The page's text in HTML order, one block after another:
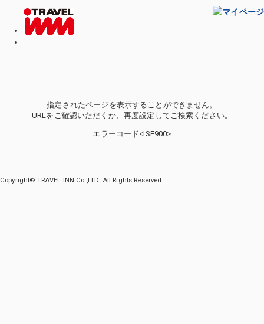
指定されたページを表示することができません。
URLをご確認いただくか、再度設定してご検索ください。
エラーコード<ISE900>
Copyright© TRAVEL INN Co.,LTD. All Rights Reserved.